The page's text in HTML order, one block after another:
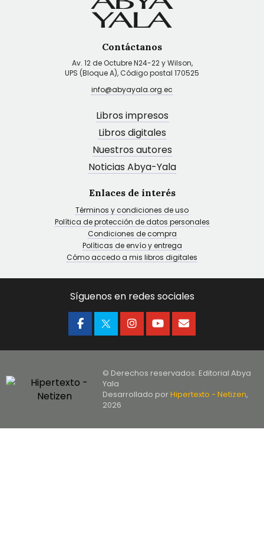
Contáctanos
Av. 12 de Octubre N24-22 y Wilson,
UPS (Bloque A), Código postal 170525
info@abyayala.org.ec
Libros impresos
Libros digitales
Nuestros autores
Noticias Abya-Yala
Enlaces de interés
Términos y condiciones de uso
Política de protección de datos personales
Condiciones de compra
Políticas de envío y entrega
Cómo accedo a mis libros digitales
Síguenos en redes sociales
© Derechos reservados. Editorial Abya
Yala
Desarrollado porHipertexto - Netizen,
2026